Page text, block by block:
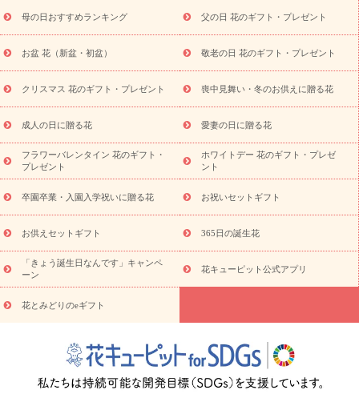
供え・お悔やみ商品一覧
お供え・お悔やみの花
四十九日法要以
お供え プリザーブドフラワー
ペットのお供えフラワー
お盆（新
盆・初盆）
その他 お祝い返し お見舞い
お取り寄せギフト
ビジネス用
ご自宅用 観葉植物 ミディ胡蝶蘭
プリザーブ
ドフラワー
スタイルから探す アレンジメント 花束
スタ
ンド花
お祝い お供え・お悔やみ 胡蝶蘭 胡蝶蘭・花鉢
ディ胡蝶蘭・お祝い
ミディ胡蝶蘭・お供え
世界初の青色胡蝶蘭
観葉植物
観葉植物 産直多肉植物
プリザーブドフラワー
お祝い
お供え・お悔やみ 花とセットギフト
セミオーダー
プチギフト（hanamore -ハナモア-）
花とみどりのeギフト
キューピットのeGfit
カラー ピンク イエローオレンジ
レッ
ド
お花の種類 トルコキキョウ
お祝い お祝い・3000円～ お祝い・4000円～
お祝い・
5000円～
お祝い・7000円～ お祝い・ 10000円～
お供え・お
悔やみ
円～
お供え・お悔やみ・
いのマナー
定年退職祝いのマナー
お祝いを贈るときのマナー・
花キューピットのお祝いコラム一覧
誕生日のお花を「色
彩心理学」で選ぶ方法
結婚祝いの予算相場
出産祝いお役立ち情
母の日おすすめランキング 父の日 花のギフト・プレゼント
お盆 花（新盆・初盆） 敬老の日 花のギフト・プレゼント
クリスマス 花のギフト・プレゼント 喪中見舞い・冬のお供えに贈る花
成人の日に贈る花 愛妻の日に贈る花
フラワーバレンタイン 花のギフト・
プレゼント
ホワイトデー 花のギフト・プレゼ
ント
卒園卒業・入園入学祝いに贈る花 お祝いセットギフト
お供えセットギフト 365日の誕生花
「きょう誕生日なんです」キャンペ
ーン
花キューピット公式アプリ
花とみどりのeギフト